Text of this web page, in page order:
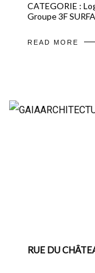
CATEGORIE :
Groupe 3F
READ MORE
RUE DU